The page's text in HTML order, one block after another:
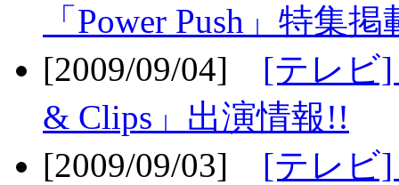
「Power Push」特集
[2009/09/04] [テレビ]
& Clips」出演情報!!
[2009/09/03] [テレビ